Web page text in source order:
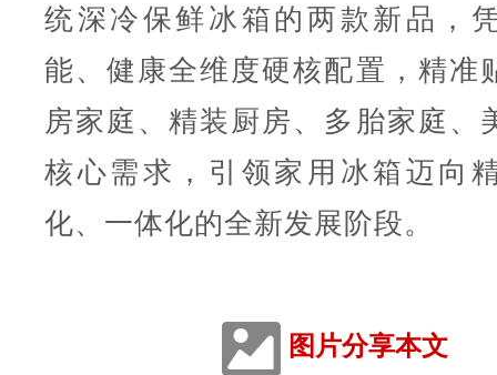
统深冷保鲜冰箱的两款新品，
能、健康全维度硬核配置，精准
房家庭、精装厨房、多胎家庭、
核心需求，引领家用冰箱迈向
化、一体化的全新发展阶段。
图片分享本文